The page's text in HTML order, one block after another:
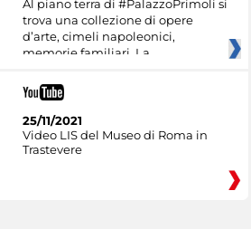
Al piano terra di #PalazzoPrimoli si
trova una collezione di opere
d’arte, cimeli napoleonici,
memorie familiari. La
25/11/2021
Video LIS del Museo di Roma in
Trastevere